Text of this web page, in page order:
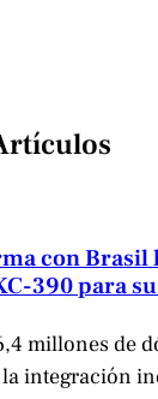
con Brasil
390 para
millones de
integración